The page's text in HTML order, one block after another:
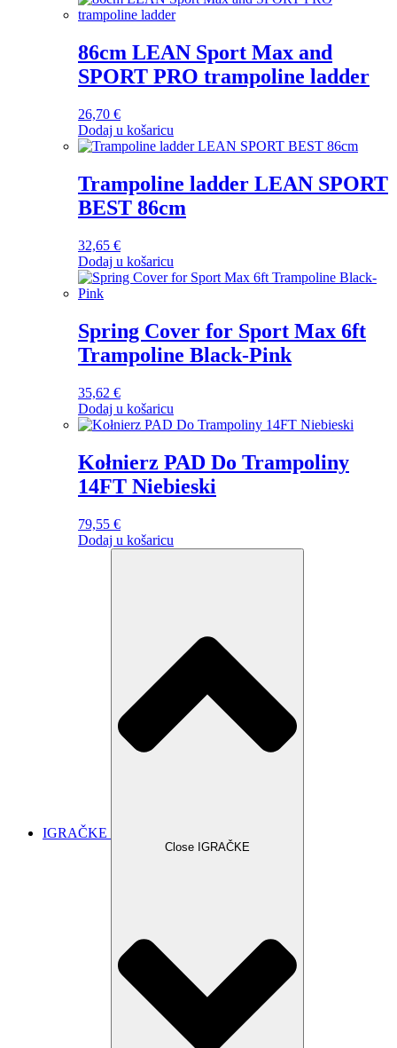
86cm LEAN Sport Max and
SPORT PRO trampoline ladder
26,70 €
Dodaj u košaricu
Trampoline ladder LEAN SPORT
BEST 86cm
32,65 €
Dodaj u košaricu
Spring Cover for Sport Max 6ft
Trampoline Black-Pink
35,62 €
Dodaj u košaricu
Kołnierz PAD Do Trampoliny
14FT Niebieski
79,55 €
Dodaj u košaricu
IGRAČKE
Close IGRAČKE